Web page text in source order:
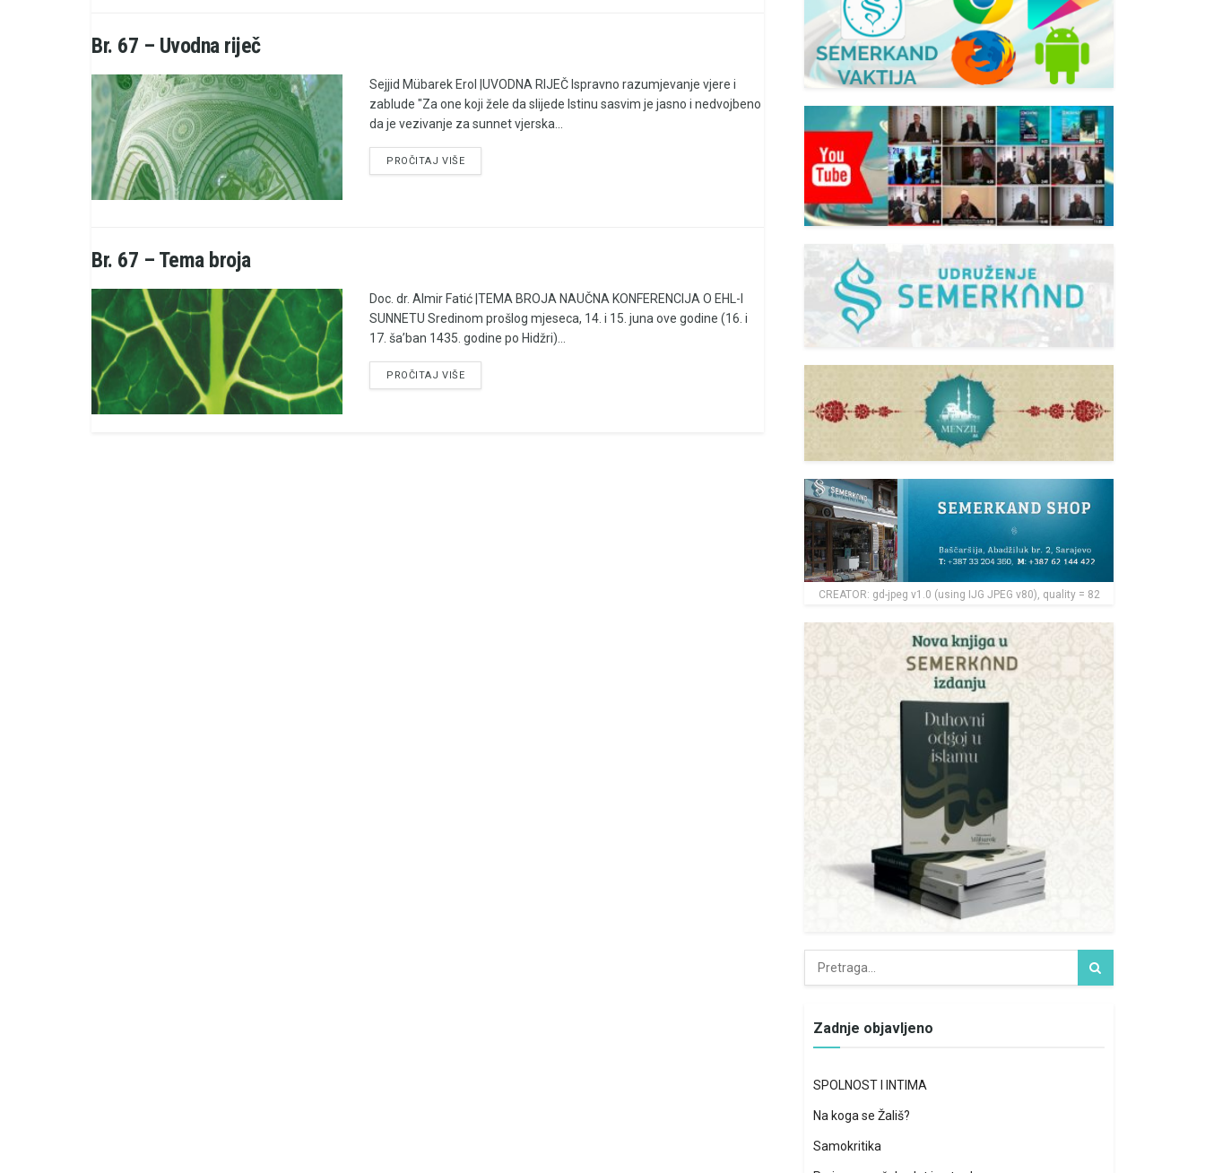
Br. 67 – Uvodna riječ
Sejjid Mübarek Erol |UVODNA RIJEČ Ispravno razumjevanje vjere i
zablude "Za one koji žele da slijede Istinu sasvim je jasno i nedvojbeno
da je vezivanje za sunnet vjerska...
PROČITAJ VIŠE
Br. 67 – Tema broja
Doc. dr. Almir Fatić |TEMA BROJA NAUČNA KONFERENCIJA O EHL-I
SUNNETU Sredinom prošlog mjeseca, 14. i 15. juna ove godine (16. i
17. ša’ban 1435. godine po Hidžri)...
PROČITAJ VIŠE
CREATOR: gd-jpeg v1.0 (using IJG JPEG v80), quality = 82
Zadnje objavljeno
SPOLNOST I INTIMA
Na koga se Žališ?
Samokritika